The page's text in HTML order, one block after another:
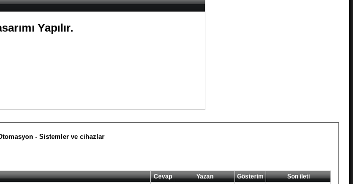
Yapılır.
- Sistemler ve cihazlar
Cevap Yazan Gösterim Son ileti